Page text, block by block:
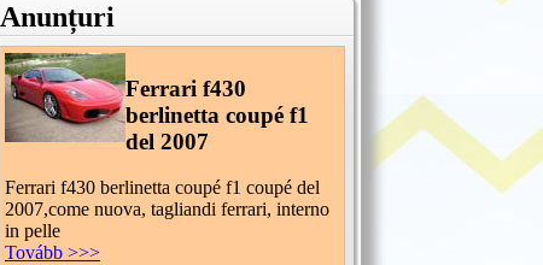
Anunțuri
Ferrari f430
berlinetta coupé f1
del 2007
Ferrari f430 berlinetta coupé f1 coupé del
2007,come nuova, tagliandi ferrari, interno
in pelle
Tovább >>>